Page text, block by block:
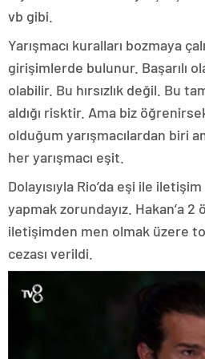
vb gibi.
Yarışmacı kuralları bozmaya
girişimlerde bulunur. Başarılı
olabilir. Bu hırsızlık değil. Bu
aldığı risktir. Ama biz
olduğum yarışmacılardan biri
her yarışmacı eşit.
Dolayısıyla Rio’da eşi ile
yapmak zorundayız. Hakan’a
iletişimden men olmak üzere
cezası verildi.